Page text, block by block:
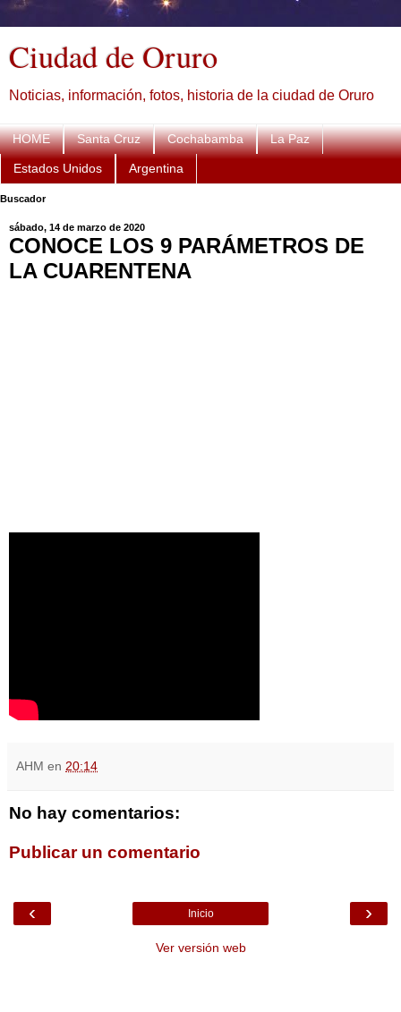
Ciudad de Oruro
Noticias, información, fotos, historia de la ciudad de Oruro
HOME Santa Cruz Cochabamba La Paz
Estados Unidos Argentina
Buscador
sábado, 14 de marzo de 2020
CONOCE LOS 9 PARÁMETROS DE
LA CUARENTENA
AHM en 20:14
No hay comentarios:
Publicar un comentario
‹ ›
Inicio
Ver versión web